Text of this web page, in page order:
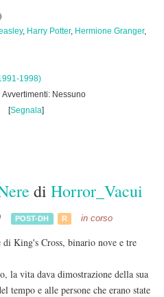
, Harry Potter, Hermione Granger,
1998)
Avvertimenti: Nessuno
[Segnala]
di Horror_Vacui
POST-DH R in corso
King's Cross, binario nove e tre
la vita dava dimostrazione della sua
tempo e alle persone che erano state